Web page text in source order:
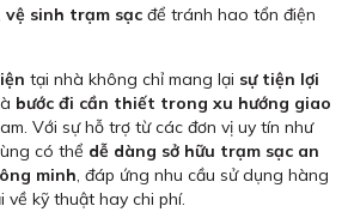
sinh trạm sạcđể tránh hao tổn điện
tại nhà không chỉ mang lại sự tiện lợi
bước đi cần thiết trong xu hướng giao
Với sự hỗ trợ từ các đơn vị uy tín như
có thể dễ dàng sở hữu trạm sạc an
minh, đáp ứng nhu cầu sử dụng hàng
kỹ thuật hay chi phí.